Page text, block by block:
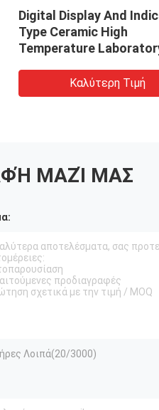
Digital Display And
Type Ceramic High
Temperature
Electric Furnace TC-4-10
Καλύτερη Τιμή
ΜΑΖΊ ΜΑΣ
Λοιπά(20/3000)